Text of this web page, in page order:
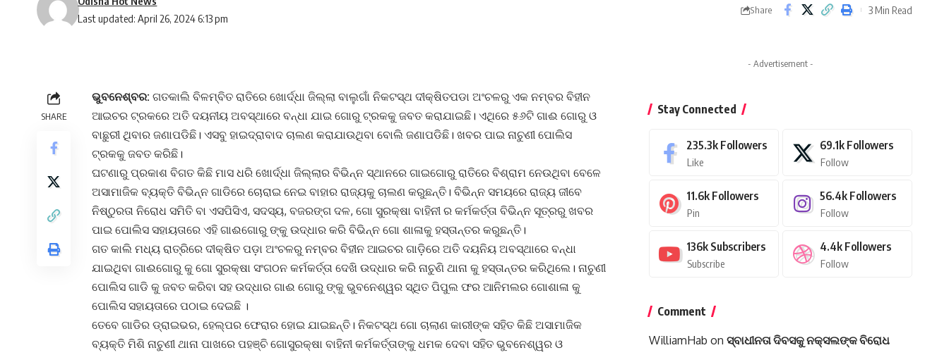
Last updated: April 26, 2024 6:13 pm
Share 3 Min Read
SHARE
ଭୁବନେଶ୍ବର: ଗତକାଲି ବିଳମ୍ବିତ ରାତିରେ ଖୋର୍ଦ୍ଧା ଜିଲ୍ଲା ବାଲୁଗାଁ ନିକଟସ୍ଥ ଦୀକ୍ଷିତପଡା ଅଂଚଳରୁ ଏକ ନମ୍ବର ବିହୀନ
ଆଇଚର ଟ୍ରକରେ ଅତି ଦୟନୀୟ ଅବସ୍ଥାରେ ବନ୍ଧା ଯାଇ ଗୋରୁ ଟ୍ରକକୁ ଜବତ କରାଯାଇଛି। ଏଥିରେ ୫୬ଟି ଗାଈ ଗୋରୁ ଓ
ବାଛୁରୀ ଥିବାର ଜଣାପଡିଛି। ଏସବୁ ହାଇଦ୍ରାବାଦ ଚାଲଣ କରାଯାଉଥିବା ବୋଲି ଜଣାପଡିଛି। ଖବର ପାଇ ନାଚୁଣୀ ପୋଲିସ
ଟ୍ରକକୁ ଜବତ କରିଛି।
ଘଟଣାରୁ ପ୍ରକାଶ ବିଗତ କିଛି ମାସ ଧରି ଖୋର୍ଦ୍ଧା ଜିଲ୍ଲାର ବିଭିନ୍ନ ସ୍ଥାନରେ ଗାଇଗୋରୁ ରାତିରେ ବିଶ୍ରାମ ନେଉଥିବା ବେଳେ
ଅସାମାଜିକ ବ୍ୟକ୍ତି ବିଭିନ୍ନ ଗାଡିରେ ଚୋରାଇ ନେଇ ବାହାର ରାଜ୍ୟକୁ ଚାଲଣ କରୁଛନ୍ତି। ବିଭିନ୍ନ ସମୟରେ ରାଜ୍ୟ ଜୀବେ
ନିଷ୍ଠୁରତା ନିରୋଧ ସମିତି ବା ଏସପିସିଏ, ସଦସ୍ୟ, ବଜରଙ୍ଗ ଦଳ, ଗୋ ସୁରକ୍ଷା ବାହିନୀ ର କର୍ମକର୍ତ୍ତା ବିଭିନ୍ନ ସୂତ୍ରରୁ ଖବର
ପାଇ ପୋଲିସ ସହାୟତାରେ ଏହି ଗାଈଗୋରୁ ଙ୍କୁ ଉଦ୍ଧାର କରି ବିଭିନ୍ନ ଗୋ ଶାଳାକୁ ହସ୍ତାନ୍ତର କରୁଛନ୍ତି।
ଗତ କାଲି ମଧ୍ୟ ରାତ୍ରିରେ ଦୀକ୍ଷିତ ପଡ଼ା ଅଂଚଳରୁ ନମ୍ବର ବିହୀନ ଆଇଚର ଗାଡ଼ିରେ ଅତି ଦୟନିୟ ଅବସ୍ଥାରେ ବନ୍ଧା
ଯାଇଥିବା ଗାଈଗୋରୁ କୁ ଗୋ ସୁରକ୍ଷା ସଂଗଠନ କର୍ମକର୍ତ୍ତା ଦେଖି ଉଦ୍ଧାର କରି ନାଚୁଣି ଥାନା କୁ ହସ୍ତାନ୍ତର କରିଥିଲେ। ନାଚୁଣୀ
ପୋଲିସ ଗାଡି କୁ ଜବତ କରିବା ସହ ଉଦ୍ଧାର ଗାଈ ଗୋରୁ ଙ୍କୁ ଭୁବନେଶ୍ୱର ସ୍ଥିତ ପିପୁଲ ଫର ଆନିମଲର ଗୋଶାଳା କୁ
ପୋଲିସ ସହାୟତାରେ ପଠାଇ ଦେଇଛି ।
ତେବେ ଗାଡିର ଡ୍ରାଇଭର, ହେଲ୍ପର ଫେରାର ହୋଇ ଯାଇଛନ୍ତି। ନିକଟସ୍ଥ ଗୋ ଚାଲାଣ କାରୀଙ୍କ ସହିତ କିଛି ଅସାମାଜିକ
ବ୍ୟକ୍ତି ମିଶି ନାଚୁଣୀ ଥାନା ପାଖରେ ପହଞ୍ଚି ଗୋସୁରକ୍ଷା ବାହିନୀ କର୍ମକର୍ତ୍ତାଙ୍କୁ ଧମକ ଦେବା ସହିତ ଭୁବନେଶ୍ୱର ଓ
- Advertisement -
Stay Connected
235.3k Followers
Like
69.1k Followers
Follow
11.6k Followers
Pin
56.4k Followers
Follow
136k Subscribers
Subscribe
4.4k Followers
Follow
Comment
WilliamHab on ସ୍ବାଧୀନତା ଦିବସକୁ ନକ୍ସଲଙ୍କ ବିରୋଧ